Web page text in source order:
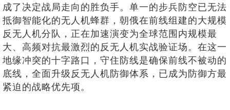
成了决定战局走向的胜负手。单一的步兵防空已无法
抵御智能化的无人机蜂群，朝俄在前线组建的大规模
反无人机分队，正在加速演变为全球范围内规模最
大、高频对抗最激烈的反无人机实战验证场。在这一
地缘冲突的十字路口，守住防线是确保前线不被动的
底线，全面升级反无人机防御体系，已成为防御方最
紧迫的战略优先项。